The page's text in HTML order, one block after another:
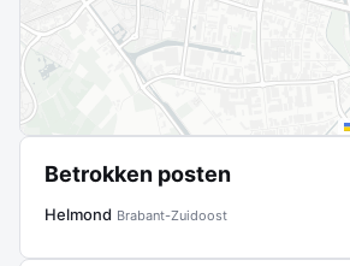
Betrokken posten
Helmond Brabant-Zuidoost